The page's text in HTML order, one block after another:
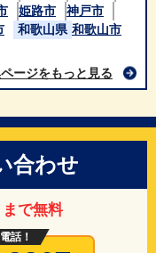
姫路市
神戸市
和歌山県 和歌山市
ージをもっと見る
合わせ
で無料
話！